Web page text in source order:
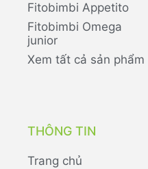
Fitobimbi Appetito
Fitobimbi Omega
junior
Xem tất cả sản phẩm
THÔNG TIN
Trang chủ